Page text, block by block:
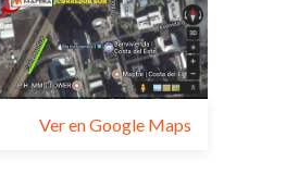
Ver en Google Maps